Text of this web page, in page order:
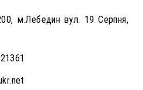
м.Лебедин вул. 19 Серпня,